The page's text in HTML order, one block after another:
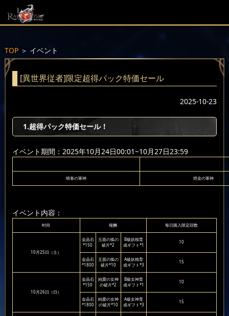
TOP＞ イベント
[異世界従者]限定超得パック特価セール
2025-10-23
1.超得パック特価セール！
イベント期間：2025年10月24日00:01~10月27日23:59
晴春の軍神 煌金の軍神
イベント内容：
时间 報酬 每日購入限定回数
10月25日（土）
金晶石
*150
玉面の狐の
破片*2
B級妖精育
成ギフト*1
10
金晶石
*1800
玉面の狐の
破片*10
A級妖精育
成ギフト*3
15
10月26日（日）
金晶石
*150
純愛の女神
の破片*2
B級女神育
成ギフト*1
10
金晶石
*1800
純愛の女神
の破片*10
A級女神育
成ギフト*3
15